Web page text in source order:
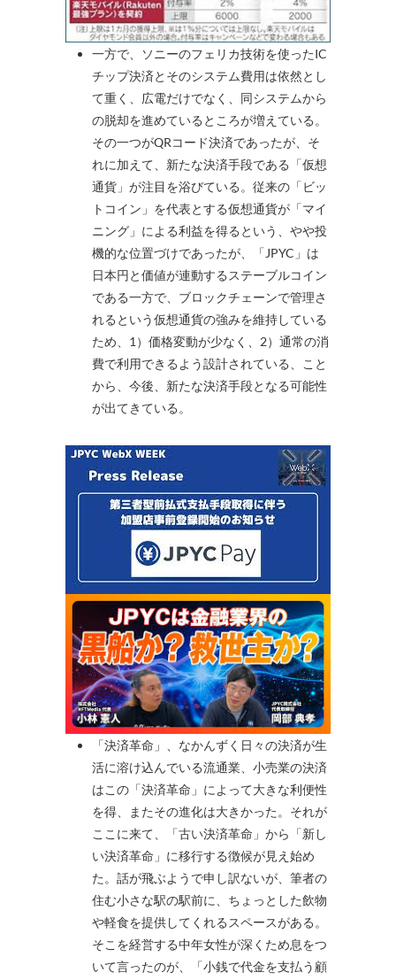
一方で、ソニーのフェリカ技術を使ったIC
チップ決済とそのシステム費用は依然とし
て重く、広電だけでなく、同システムから
の脱却を進めているところが増えている。
その一つがQRコード決済であったが、そ
れに加えて、新たな決済手段である「仮想
通貨」が注目を浴びている。従来の「ビッ
トコイン」を代表とする仮想通貨が「マイ
ニング」による利益を得るという、やや投
機的な位置づけであったが、「JPYC」は
日本円と価値が連動するステーブルコイン
である一方で、ブロックチェーンで管理さ
れるという仮想通貨の強みを維持している
ため、1）価格変動が少なく、2）通常の消
費で利用できるよう設計されている、こと
から、今後、新たな決済手段となる可能性
が出てきている。
「決済革命」、なかんずく日々の決済が生
活に溶け込んでいる流通業、小売業の決済
はこの「決済革命」によって大きな利便性
を得、またその進化は大きかった。それが
ここに来て、「古い決済革命」から「新し
い決済革命」に移行する徴候が見え始め
た。話が飛ぶようで申し訳ないが、筆者の
住む小さな駅の駅前に、ちょっとした飲物
や軽食を提供してくれるスペースがある。
そこを経営する中年女性が深くため息をつ
いて言ったのが、「小銭で代金を支払う顧